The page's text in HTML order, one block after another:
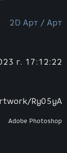
2D Арт / Арт
г. 17:12:22
Ry05yA
Adobe Photoshop